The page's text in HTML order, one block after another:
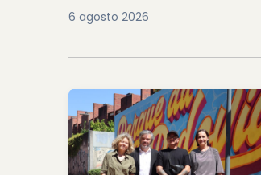
6 agosto 2026